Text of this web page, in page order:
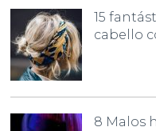
15
cabello
8 Malos